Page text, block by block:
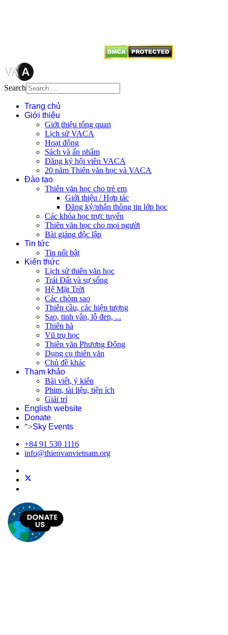
Search
Trang chủ
Giới thiệu
Giới thiệu tổng quan
Lịch sử VACA
Hoạt động
Sách và ấn phẩm
Đăng ký hội viên VACA
20 năm Thiên văn học và VACA
Đào tạo
Thiên văn học cho trẻ em
Giới thiệu / Hợp tác
Đăng ký/nhận thông tin lớp học
Các khóa học trực tuyến
Thiên văn học cho mọi người
Bài giảng độc lập
Tin tức
Tin nổi bật
Kiến thức
Lịch sử thiên văn học
Trái Đất và sự sống
Hệ Mặt Trời
Các chòm sao
Thiên cầu, các hiện tượng
Sao, tinh vân, lỗ đen, ...
Thiên hà
Vũ trụ học
Thiên văn Phương Đông
Dụng cụ thiên văn
Chủ đề khác
Tham khảo
Bài viết, ý kiến
Phim, tài liệu, tiện ích
Giải trí
English website
Donate
">Sky Events
+84 91 530 1116
info@thienvanvietnam.org